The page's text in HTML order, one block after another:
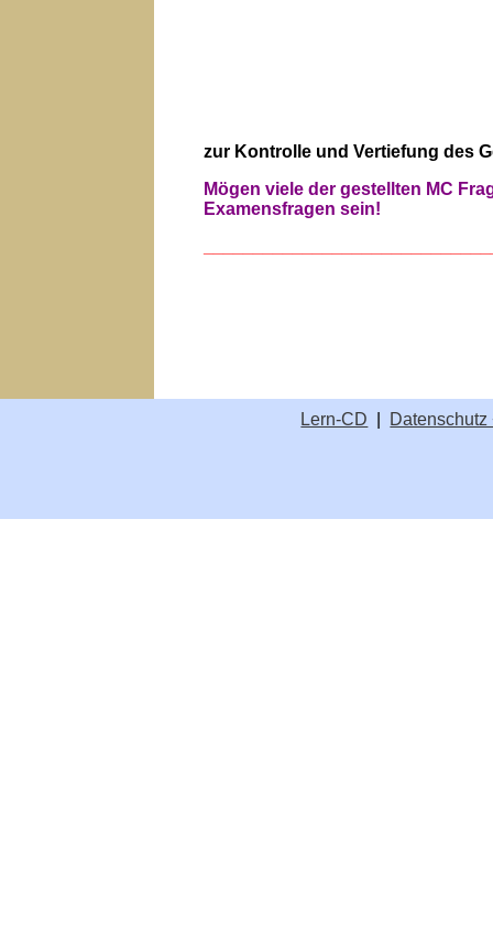
zur Kontrolle und Vertiefung des
Mögen viele der gestellten MC
Examensfragen sein!
Lern-CD